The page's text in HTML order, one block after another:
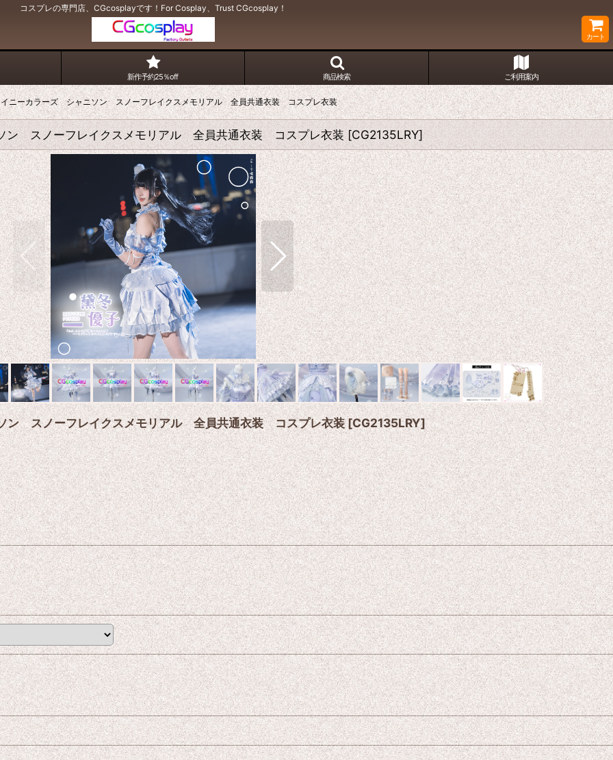
コスプレの専門店、CGcosplayです！For Cosplay、Trust CGcosplay！
カート
新作予約25％off 商品検索 ご利用案内
ニーカラーズ シャニソン スノーフレイクスメモリアル 全員共通衣装 コスプレ衣装
スノーフレイクスメモリアル 全員共通衣装 コスプレ衣装 [CG2135LRY]
スノーフレイクスメモリアル 全員共通衣装 コスプレ衣装 [CG2135LRY]